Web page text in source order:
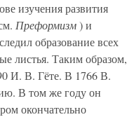
изучения развития
Преформизм) и
образование всех
листья. Таким образом,
И. В. Гёте. В 1766 В.
В том же году он
окончательно